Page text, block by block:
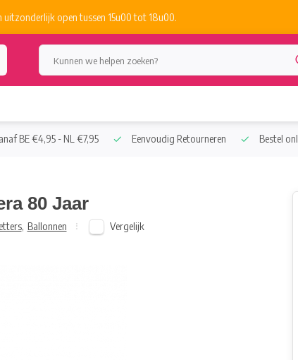
open tussen 15u00 tot 18u00.
BE €4,95 - NL €7,95 Eenvoudig Retourneren Bestel
80 Jaar
, Ballonnen Vergelijk